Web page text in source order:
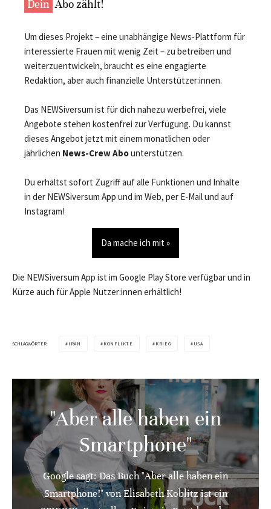
Dein Abo zählt!
Um dieses Projekt – eine unabhängige News-Plattform für
interessierte Frauen mit wenig Zeit – zu betreiben und
weiterzuentwickeln, braucht es eine engagierte
Redaktion, aber auch finanzielle Unterstützer:innen.
Das NEWSiversum ist für dich nahezu werbefrei, viele
Angebote stehen kostenfrei zur Verfügung. Du kannst
dieses Angebot jetzt mit einem monatlichen oder
jährlichen News-Crew Abounterstützen.
Du erhältst sofort Zugriff auf alle Funktionen und Inhalte
in der NEWSiversum App und im Web, per E-Mail und auf
Instagram!
Da mache ich mit »
Die NEWSiversum App ist im Google Play Store verfügbar und in
Kürze auch für Apple Nutzer:innen erhältlich!
SCHLAGWÖRTER IRAN KONFLIKTE KRIEG USA
"Aber alle haben ein
Smartphone"
Google sagt: Das Buch "Aber alle haben ein
Smartphone!" von Elisabeth Koblitz ist ein